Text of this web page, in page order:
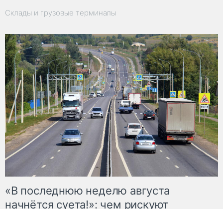
Склады и грузовые терминалы
«В последнюю неделю августа
начнётся суета!»: чем рискуют